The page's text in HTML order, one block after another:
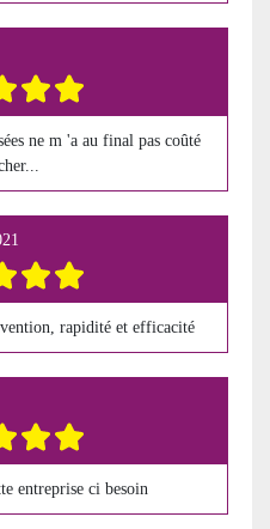
ne m 'a au final pas coûté
rapidité et efficacité
entreprise ci besoin